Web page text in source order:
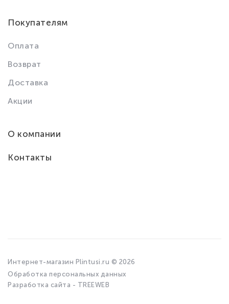
Покупателям
Оплата
Возврат
Доставка
Акции
О компании
Контакты
Интернет-магазин Plintusi.ru © 2026
Обработка персональных данных
Разработка сайта - TREEWEB